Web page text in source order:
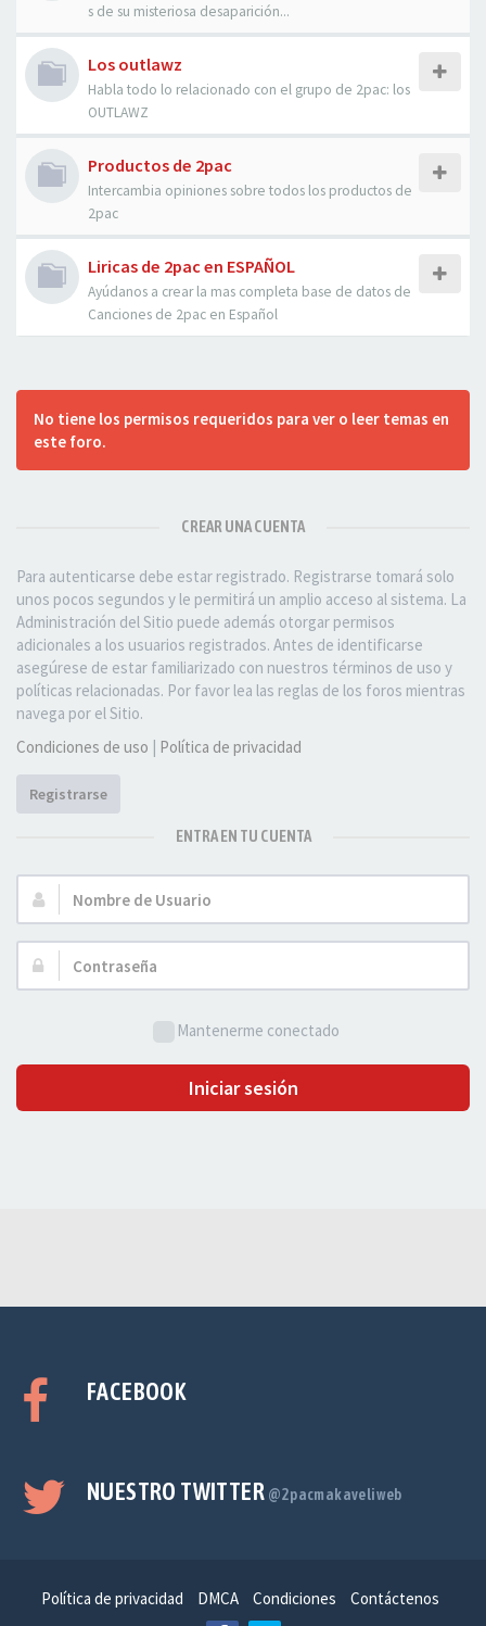
s de su misteriosa desaparición...
Los outlawz
Habla todo lo relacionado con el grupo de 2pac: los
OUTLAWZ
Productos de 2pac
Intercambia opiniones sobre todos los productos de
2pac
Liricas de 2pac en ESPAÑOL
Ayúdanos a crear la mas completa base de datos de
Canciones de 2pac en Español
No tiene los permisos requeridos para ver o leer temas en
este foro.
CREAR UNA CUENTA
Para autenticarse debe estar registrado. Registrarse tomará solo
unos pocos segundos y le permitirá un amplio acceso al sistema. La
Administración del Sitio puede además otorgar permisos
adicionales a los usuarios registrados. Antes de identificarse
asegúrese de estar familiarizado con nuestros términos de uso y
políticas relacionadas. Por favor lea las reglas de los foros mientras
navega por el Sitio.
Condiciones de uso | Política de privacidad
Registrarse
ENTRA EN TU CUENTA
Nombre
de
Usuario:
Contraseña:
Mantenerme conectado
Iniciar sesión
FACEBOOK
NUESTRO TWITTER @2pacmakaveliweb
Política de privacidad DMCA Condiciones Contáctenos